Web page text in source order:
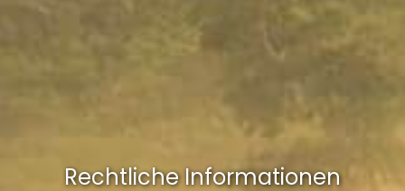
Rechtliche Informationen